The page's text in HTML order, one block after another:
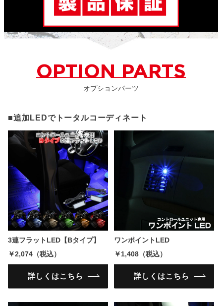
OPTION PARTS
オプションパーツ
■追加LEDでトータルコーディネート
3連フラットLED【Bタイプ】
￥2,074（税込）
詳しくはこちら
ワンポイントLED
￥1,408（税込）
詳しくはこちら